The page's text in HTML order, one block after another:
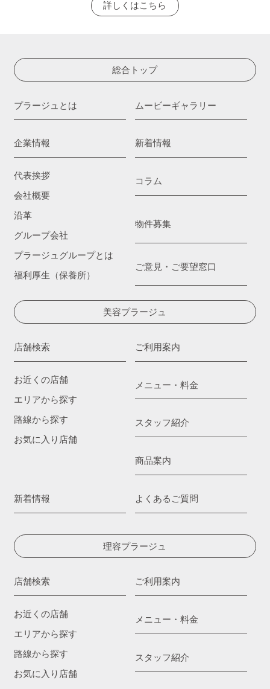
詳しくはこちら
総合トップ
プラージュとは
企業情報
代表挨拶
会社概要
沿革
グループ会社
プラージュグループとは
福利厚生（保養所）
ムービーギャラリー
新着情報
コラム
物件募集
ご意見・ご要望窓口
美容プラージュ
店舗検索
お近くの店舗
エリアから探す
路線から探す
お気に入り店舗
ご利用案内
メニュー・料金
スタッフ紹介
商品案内
新着情報 よくあるご質問
理容プラージュ
店舗検索
お近くの店舗
エリアから探す
路線から探す
お気に入り店舗
ご利用案内
メニュー・料金
スタッフ紹介